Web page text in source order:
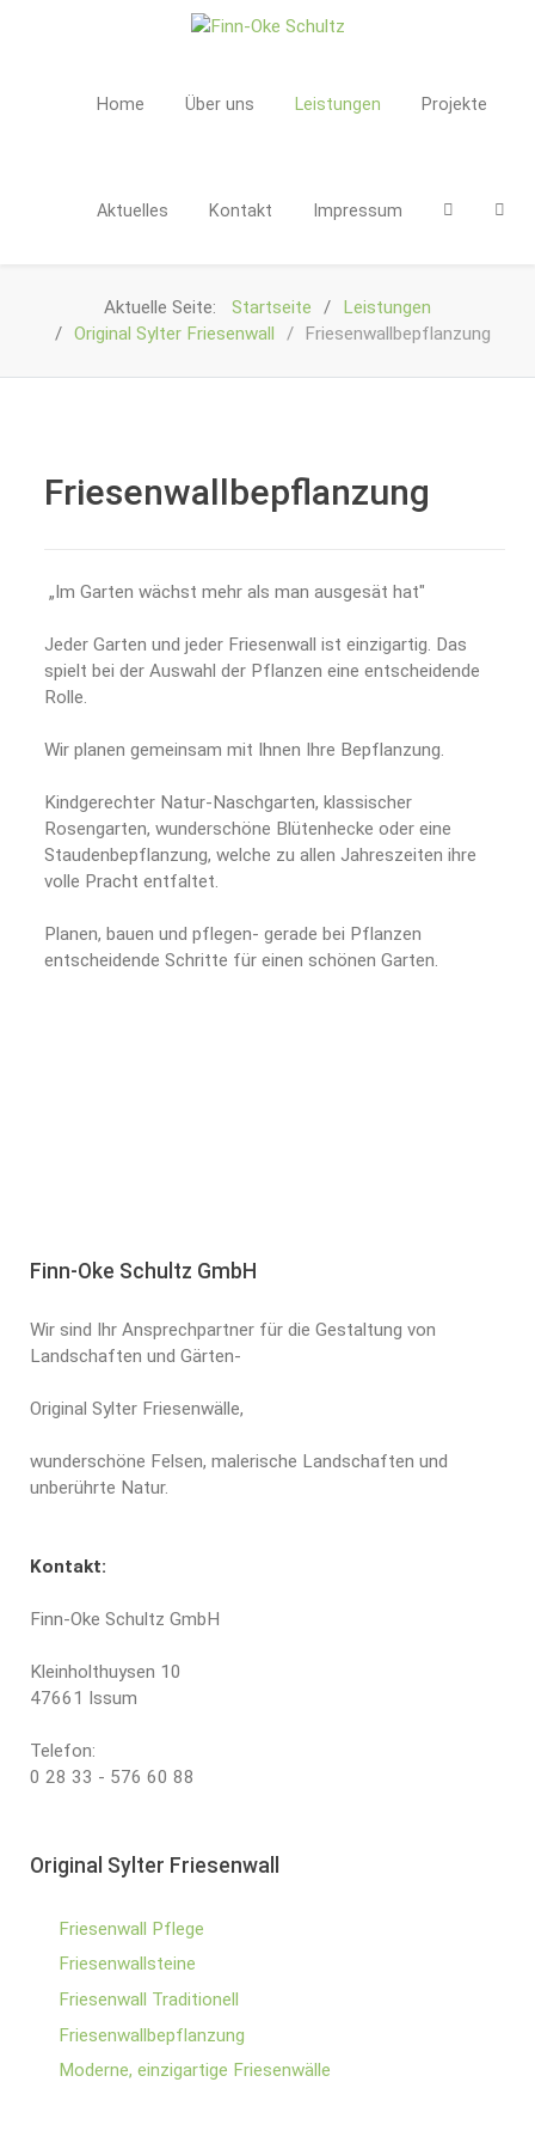
Home Über uns Leistungen Projekte
Aktuelles Kontakt Impressum
Aktuelle Seite: Startseite
Leistungen
Original Sylter Friesenwall
Friesenwallbepflanzung
Friesenwallbepflanzung
„Im Garten wächst mehr als man ausgesät hat"
Jeder Garten und jeder Friesenwall ist einzigartig. Das
spielt bei der Auswahl der Pflanzen eine entscheidende
Rolle.
Wir planen gemeinsam mit Ihnen Ihre Bepflanzung.
Kindgerechter Natur-Naschgarten, klassischer
Rosengarten, wunderschöne Blütenhecke oder eine
Staudenbepflanzung, welche zu allen Jahreszeiten ihre
volle Pracht entfaltet.
Planen, bauen und pflegen- gerade bei Pflanzen
entscheidende Schritte für einen schönen Garten.
Finn-Oke Schultz GmbH
Wir sind Ihr Ansprechpartner für die Gestaltung von
Landschaften und Gärten-
Original Sylter Friesenwälle,
wunderschöne Felsen, malerische Landschaften und
unberührte Natur.
Kontakt:
Finn-Oke Schultz GmbH
Kleinholthuysen 10
47661 Issum
Telefon:
0 28 33 - 576 60 88
Original Sylter Friesenwall
Friesenwall Pflege
Friesenwallsteine
Friesenwall Traditionell
Friesenwallbepflanzung
Moderne, einzigartige Friesenwälle